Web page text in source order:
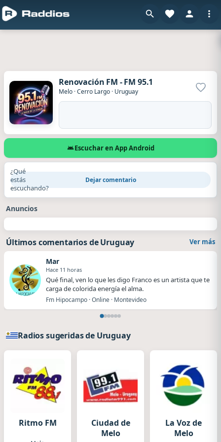
Renovación FM - FM 95.1
Melo ·Cerro Largo · Uruguay
Escuchar en App Android
¿Qué
estás
escuchando?
Dejar comentario
Anuncios
Últimos comentarios de Uruguay Ver más
Mar
Hace 11 horas
Qué final, ven lo que les digo Franco es un artista que te
carga de colorida energía el alma.
Fm Hipocampo · Online · Montevideo
Radios sugeridas de Uruguay
Ritmo FM
Ciudad de
Melo
La Voz de
Melo